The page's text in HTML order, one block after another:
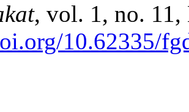
, vol. 1, no. 11,
10.62335/